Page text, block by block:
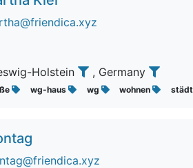
Holstein , Germany
wg-haus wg wohnen